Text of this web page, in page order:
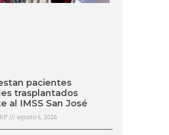
pacientes
trasplantados
al IMSS San José
agosto 6, 2026